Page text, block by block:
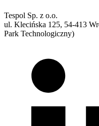
Tespol Sp. z o.o.
ul. Klecińska 125, 54-413
Park Technologiczny)